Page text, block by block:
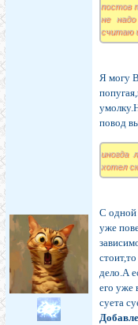
постов
не
считаю
Я могу
повод
иногда
хотел
С
уже
дело.А
его уже
суета